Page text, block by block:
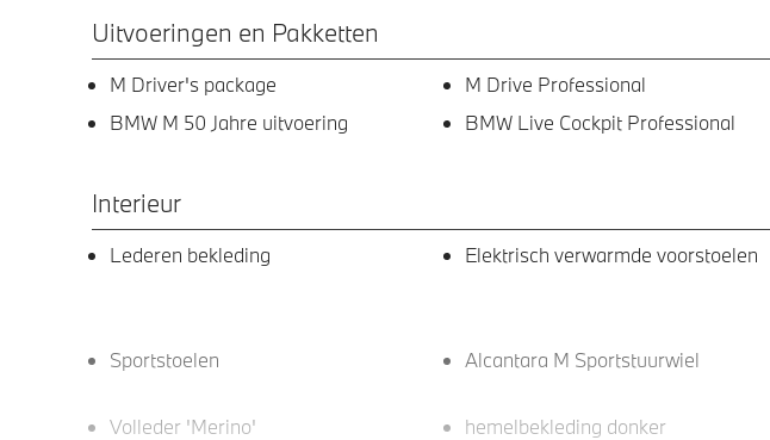
Uitvoeringen en Pakketten
M Driver's package M Drive Professional
BMW M 50 Jahre uitvoering
BMW Live Cockpit Professional
Interieur
Lederen bekleding Elektrisch verwarmde voorstoelen
Sportstoelen
Alcantara M Sportstuurwiel
Volleder 'Merino'
hemelbekleding donker